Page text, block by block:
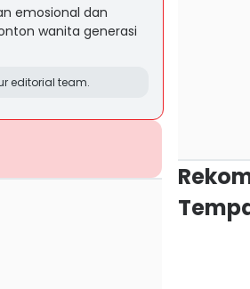
emosional dan
wanita generasi
editorial team.